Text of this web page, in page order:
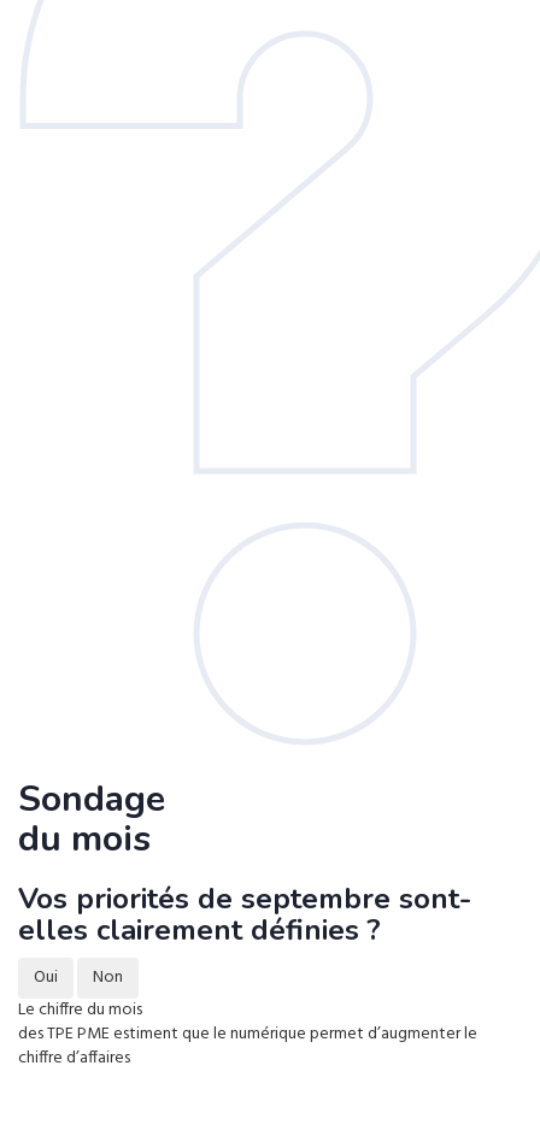
Sondage
du mois
Vos priorités de septembre sont-
elles clairement définies ?
Oui
Non
Le chiffre du mois
des TPE PME estiment que le numérique permet d’augmenter le
chiffre d’affaires